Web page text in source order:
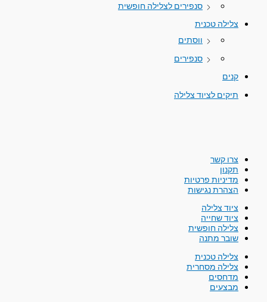
סנפירים לצלילה חופשית
צלילה טכנית
ווסתים
סנפירים
קנים
תיקים לציוד צלילה
צרו קשר
תקנון
מדיניות פרטיות
הצהרת נגישות
ציוד צלילה
ציוד שחייה
צלילה חופשית
שובר מתנה
צלילה טכנית
צלילה מסחרית
מדחסים
מבצעים